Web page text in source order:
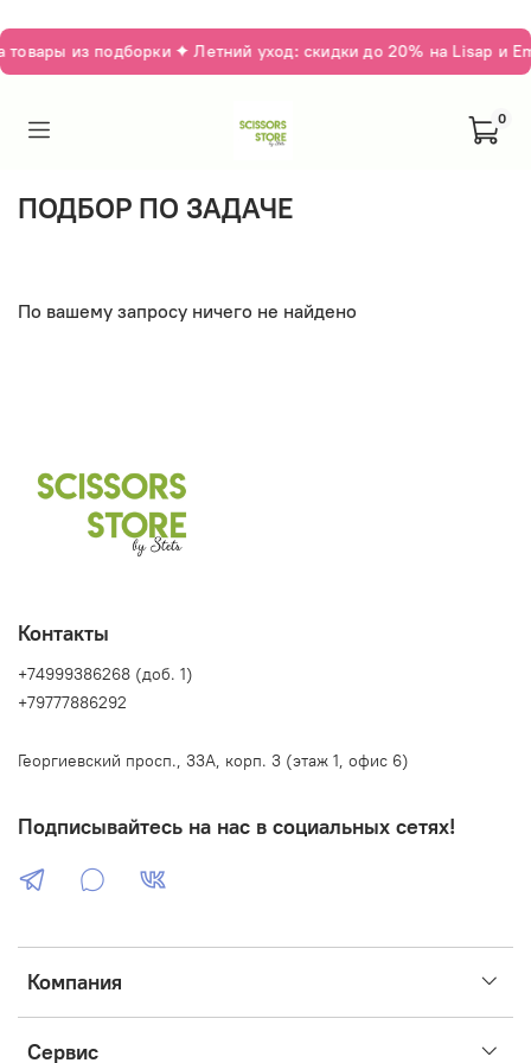
из подборки ✦ Летний уход: скидки до 20% на Lisap и
0
ПОДБОР ПО ЗАДАЧЕ
По вашему запросу ничего не найдено
Компания
Сервис
Контакты
+74999386268 (доб. 1)
+79777886292
Георгиевский просп., 33А, корп. 3 (этаж 1, офис 6)
Подписывайтесь на нас в социальных сетях!